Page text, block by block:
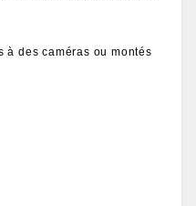
à des caméras ou montés